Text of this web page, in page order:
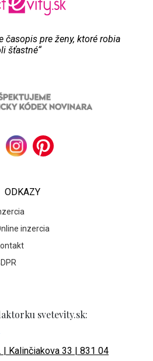
časopis pre ženy, ktoré robia
šťastné“
ODKAZY
inzercia
svetevity.sk:
| Kalinčiakova 33 | 831 04